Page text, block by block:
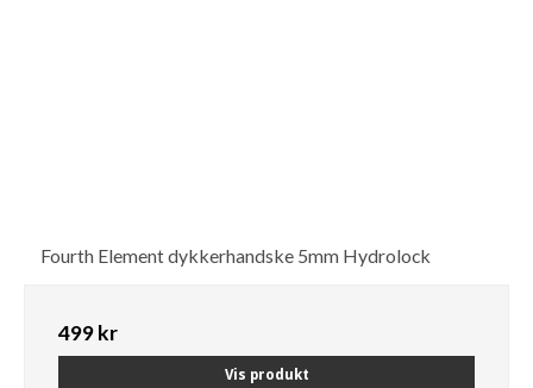
Fourth Element dykkerhandske 5mm Hydrolock
499 kr
Vis produkt